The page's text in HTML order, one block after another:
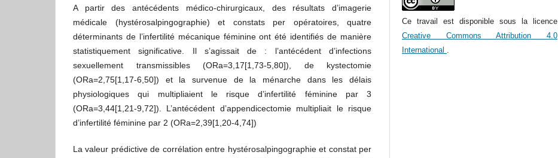
A partir des antécédents médico-chirurgicaux, des résultats d’imagerie
médicale (hystérosalpingographie) et constats per opératoires, quatre
déterminants de l’infertilité mécanique féminine ont été identifiés de manière
statistiquement significative. Il s’agissait de : l’antécédent d’infections
sexuellement transmissibles (ORa=3,17[1,73-5,80]), de kystectomie
(ORa=2,75[1,17-6,50]) et la survenue de la ménarche dans les délais
physiologiques qui multipliaient le risque d’infertilité féminine par 3
(ORa=3,44[1,21-9,72]). L’antécédent d’appendicectomie multipliait le risque
d’infertilité féminine par 2 (ORa=2,39[1,20-4,74])
La valeur prédictive de corrélation entre hystérosalpingographie et constat per
Ce travail est disponible sous la licence
Creative Commons Attribution 4.0
International